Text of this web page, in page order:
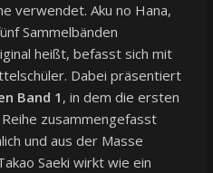
verwendet. Aku no Hana,
Sammelbänden
heißt, befasst sich mit
Dabei präsentiert
Band 1 , in dem die ersten
zusammengefasst
und aus der Masse
Saeki wirkt wie ein